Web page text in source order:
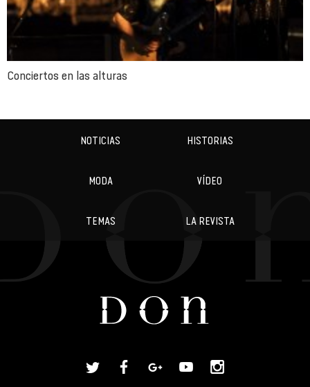
Conciertos en las alturas
NOTICIAS HISTORIAS
MODA VÍDEO
TEMAS LA REVISTA